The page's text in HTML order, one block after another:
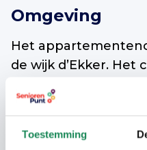
Toestemming
Omgeving
Het
de wijk d’Ekker. Het
aanwezig. Ook is